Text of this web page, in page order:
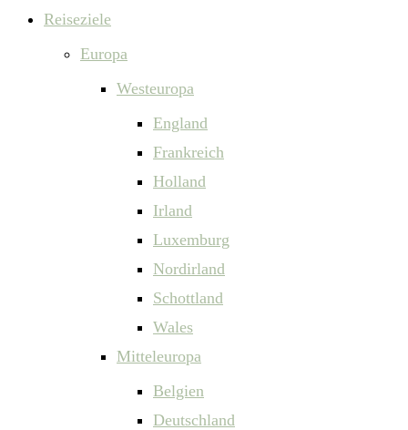
Reiseziele
Europa
Westeuropa
England
Frankreich
Holland
Irland
Luxemburg
Nordirland
Schottland
Wales
Mitteleuropa
Belgien
Deutschland